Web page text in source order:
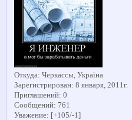
Откуда: Черкассы, Україна
Зарегистрирован: 8 января, 2011г.
Приглашений: 0
Сообщений: 761
Уважение: [+105/-1]